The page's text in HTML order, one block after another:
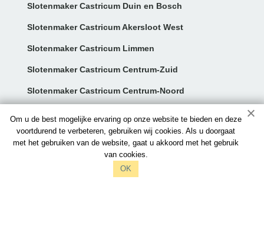
Om u de best mogelijke ervaring op onze website te bieden en deze
voortdurend te verbeteren, gebruiken wij cookies. Als u doorgaat
met het gebruiken van de website, gaat u akkoord met het gebruik
van cookies.
OK
Slotenmaker Castricum Duin en Bosch
Slotenmaker Castricum Akersloot West
Slotenmaker Castricum Limmen
Slotenmaker Castricum Centrum-Zuid
Slotenmaker Castricum Centrum-Noord
Contact:
info@slotenmakerscastricum.nl